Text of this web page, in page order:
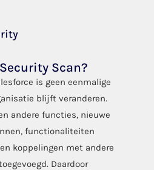
Scan?
is geen eenmalige
blijft veranderen.
andere functies, nieuwe
functionaliteiten
koppelingen met andere
Daardoor